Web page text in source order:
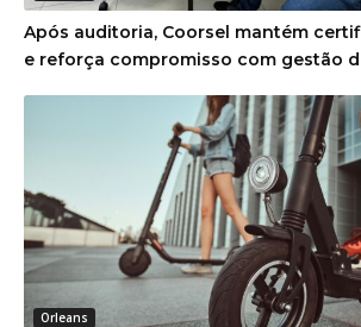
Após auditoria, Coorsel mantém
e reforça compromisso com gestão
Orleans